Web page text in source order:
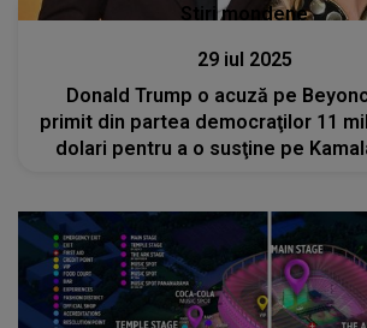
Stiri mondene
29 iul 2025
Donald Trump o acuză pe
primit din partea democraţilor 11
dolari pentru a o susţine pe